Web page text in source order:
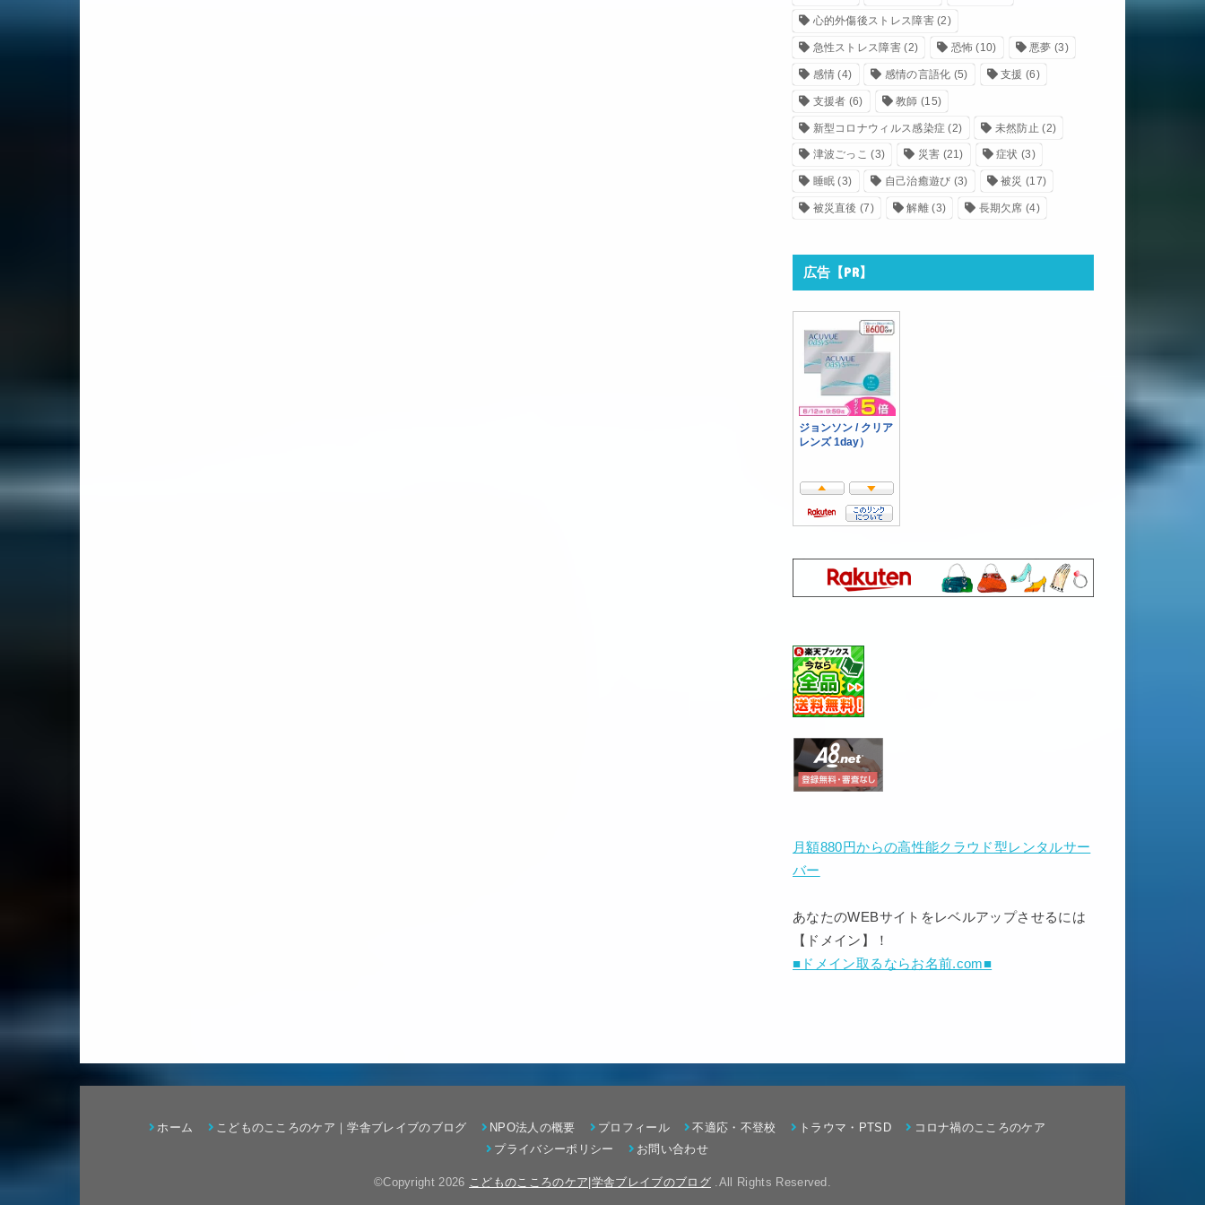
心的外傷後ストレス障害(2)
急性ストレス障害(2) 恐怖 (10) 悪夢 (3)
感情 (4) 感情の言語化 (5) 支援 (6)
支援者 (6) 教師 (15)
新型コロナウィルス感染症 (2) 未然防止 (2)
津波ごっこ (3) 災害 (21) 症状 (3)
睡眠 (3) 自己治癒遊び (3) 被災 (17)
被災直後 (7) 解離(3) 長期欠席 (4)
広告【PR】
月額880円からの高性能クラウド型レンタルサー
バー
あなたのWEBサイトをレベルアップさせるには
【ドメイン】！
■ドメイン取るならお名前.com■
ホーム こどものこころのケア｜学舎ブレイブのブログ NPO法人の概要 プロフィール 不適応・不登校 トラウマ・PTSD
コロナ禍のこころのケア
プライバシーポリシー
お問い合わせ
©Copyright 2026 こどものこころのケア|学舎ブレイブのブログ.All Rights Reserved.